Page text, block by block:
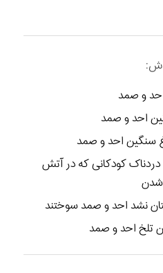
و صمد
احد و صمد
سنگین احد و صمد
کودکانی که در آتش
نشد احد و صمد سوختند
تلخ احد و صمد